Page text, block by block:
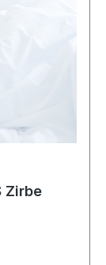
Zirbe